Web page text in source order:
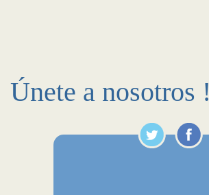
Únete a nosotros !